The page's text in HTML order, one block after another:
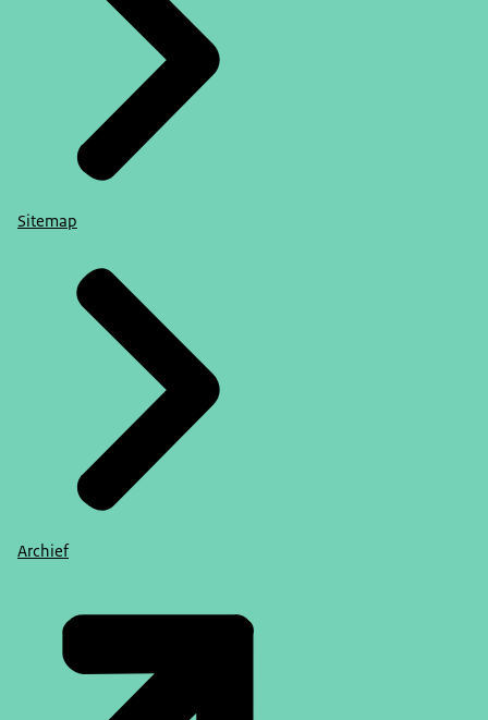
Sitemap
Archief